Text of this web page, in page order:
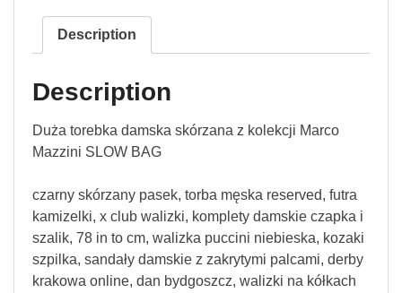
Description
Description
Duża torebka damska skórzana z kolekcji Marco
Mazzini SLOW BAG
czarny skórzany pasek, torba męska reserved, futra
kamizelki, x club walizki, komplety damskie czapka i
szalik, 78 in to cm, walizka puccini niebieska, kozaki
szpilka, sandały damskie z zakrytymi palcami, derby
krakowa online, dan bydgoszcz, walizki na kółkach